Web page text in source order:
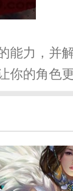
能力，并
你的角色